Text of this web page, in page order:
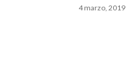
4 marzo, 2019